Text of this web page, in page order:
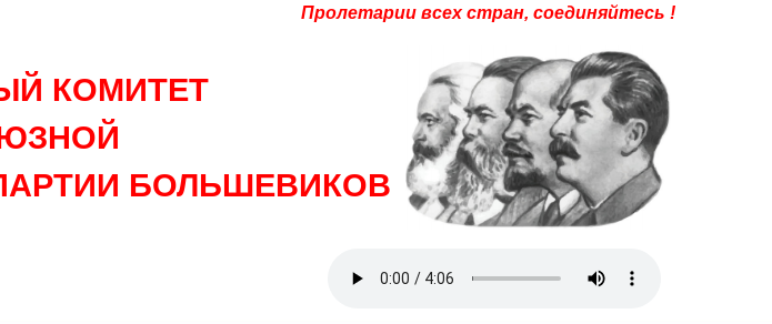
Пролетарии всех стран, соединяйтесь !
КОМИТЕТ
БОЛЬШЕВИКОВ